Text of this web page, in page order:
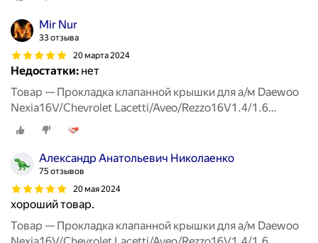
Mir Nur
33 отзыва
20 марта 2024
Недостатки: нет
Товар — Прокладка клапанной крышки для а/м Daewoo
Nexia16V/Chevrolet Lacetti/Aveo/Rezzo16V1.4/1.6
00>RIGINAL
Александр Анатольевич Николаенко
75 отзывов
20 мая 2024
хороший товар.
Товар — Прокладка клапанной крышки для а/м Daewoo